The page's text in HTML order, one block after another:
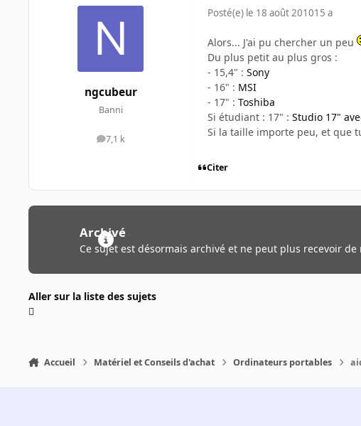
ngcubeur
Banni
7,1 k
messages
Posté(e) le 18 août 201015 a
Alors... J'ai pu chercher un peu
Du plus petit au plus gros :
- 15,4" : Sony
- 16" : MSI
- 17" : Toshiba
Si étudiant : 17" : Studio 17"
Si la taille importe peu, et que
Citer
Archivé
Ce sujet est désormais archivé et ne peut plus recevoir de
Aller sur la liste des sujets
Accueil Matériel et Conseils d'achat Ordinateurs portables